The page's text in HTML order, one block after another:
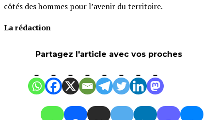
côtés des hommes pour l’avenir du territoire.
‎La rédaction
Partagez l'article avec vos proches